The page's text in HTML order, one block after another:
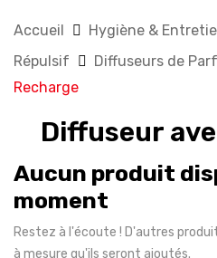
Accueil Hygiène &
Répulsif
Diffuseurs de
Recharge
Diffuseur
Aucun produit
moment
Restez à l'écoute ! D'autres
à mesure qu'ils seront ajoutés.